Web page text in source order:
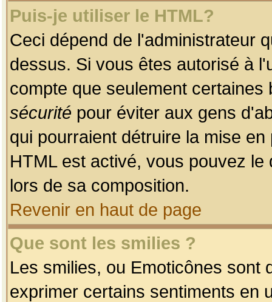
Puis-je utiliser le HTML?
Ceci dépend de l'administrateur
dessus. Si vous êtes autorisé à
compte que seulement
sécurité pour éviter aux gens
qui pourraient détruire la mise
HTML est activé, vous pouvez
lors de sa composition.
Revenir en haut de page
Que sont les smilies ?
Les smilies, ou Emoticônes sont
exprimer certains sentiments en